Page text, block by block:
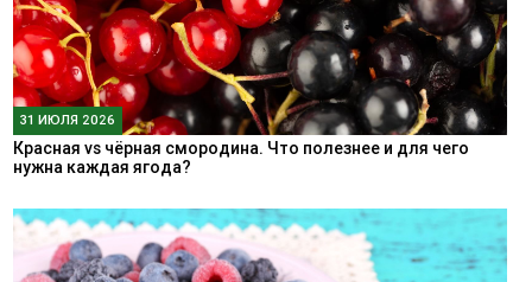
31 ИЮЛЯ 2026
Красная vs чёрная смородина. Что полезнее и для чего
нужна каждая ягода?